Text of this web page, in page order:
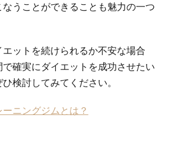
うことができることも魅力の一つ
エットを続けられるか不安な場合
確実にダイエットを成功させたい
検討してみてください。
ニングジムとは？